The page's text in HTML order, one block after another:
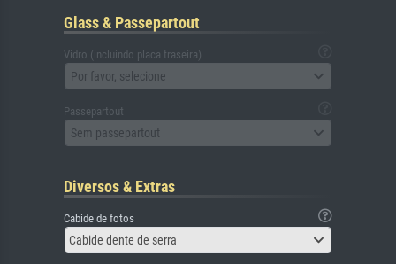
Glass & Passepartout
Vidro (incluindo placa traseira)
Por favor, selecione
Passepartout
Sem passepartout
Diversos & Extras
Cabide de fotos
Cabide dente de serra